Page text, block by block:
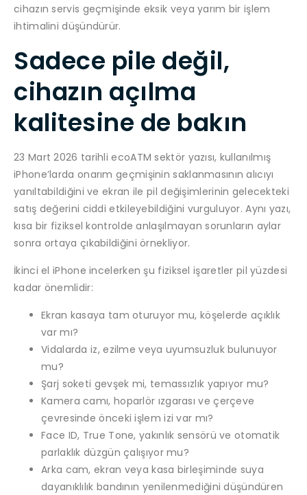
cihazın servis geçmişinde eksik veya yarım bir işlem
ihtimalini düşündürür.
Sadece pile değil,
cihazın açılma
kalitesine de bakın
23 Mart 2026 tarihli ecoATM sektör yazısı, kullanılmış
iPhone’larda onarım geçmişinin saklanmasının alıcıyı
yanıltabildiğini ve ekran ile pil değişimlerinin gelecekteki
satış değerini ciddi etkileyebildiğini vurguluyor. Aynı yazı,
kısa bir fiziksel kontrolde anlaşılmayan sorunların aylar
sonra ortaya çıkabildiğini örnekliyor.
İkinci el iPhone incelerken şu fiziksel işaretler pil yüzdesi
kadar önemlidir:
Ekran kasaya tam oturuyor mu, köşelerde açıklık
var mı?
Vidalarda iz, ezilme veya uyumsuzluk bulunuyor
mu?
Şarj soketi gevşek mi, temassızlık yapıyor mu?
Kamera camı, hoparlör ızgarası ve çerçeve
çevresinde önceki işlem izi var mı?
Face ID, True Tone, yakınlık sensörü ve otomatik
parlaklık düzgün çalışıyor mu?
Arka cam, ekran veya kasa birleşiminde suya
dayanıklılık bandının yenilenmediğini düşündüren